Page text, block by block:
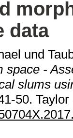
data
und
space -
slums
50.